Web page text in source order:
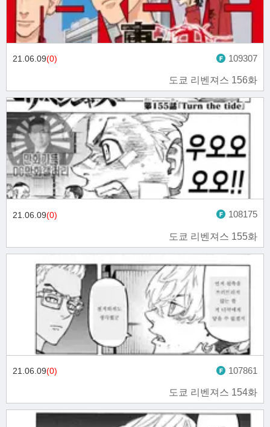
도쿄 리벤져스 156화
21.06.09(0) 109307
도쿄 리벤져스 155화
21.06.09(0) 108175
도쿄 리벤져스 154화
21.06.09(0) 107861